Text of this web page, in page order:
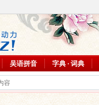
吴语拼音 字典 · 词典